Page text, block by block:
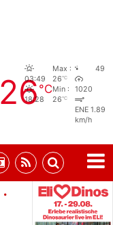
26°C
03:49
18:28
Max :
26°C
Min :
26°C
49
1020
ENE 1.89
km/h